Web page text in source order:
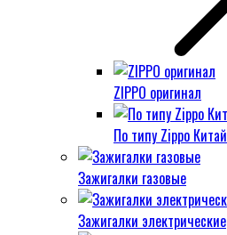
ZIPPO оригинал
По типу Zippo Китай
Зажигалки газовые
Зажигалки электрические